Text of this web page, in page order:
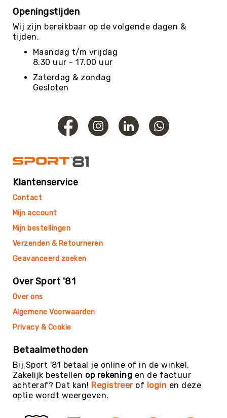
Slacklinen
Skate
Speedbadminton
Spikeball
Squash
Tafelvoetbal
Tchoukbal
Ballen
Tennis
Trampolinespringen
Trefbal
Trendsporten
/
&
Zelfverdediging
Volleybal
Waterpolo
Yoga
&
Openingstijden
Wij zijn bereikbaar op de volgende dagen &
tijden.
Maandag t/m vrijdag
8.30 uur - 17.00 uur
Zaterdag & zondag
Gesloten
Klantenservice
Contact
Mijn account
Mijn bestellingen
Verzenden & Retourneren
Geavanceerd zoeken
Over Sport '81
Over ons
Algemene Voorwaarden
Privacy & Cookie
Betaalmethoden
Bij Sport '81 betaal je online of in de winkel.
Zakelijk bestellen op rekening en de factuur
achteraf? Dat kan! Registreerof login en deze
optie wordt weergeven.